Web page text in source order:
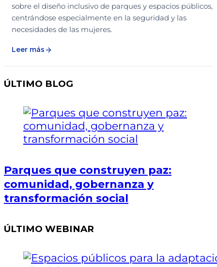
sobre el diseño inclusivo de parques y espacios públicos,
centrándose especialmente en la seguridad y las
necesidades de las mujeres.
Leer más
ÚLTIMO BLOG
Parques que construyen paz:
comunidad, gobernanza y
transformación social
ÚLTIMO WEBINAR